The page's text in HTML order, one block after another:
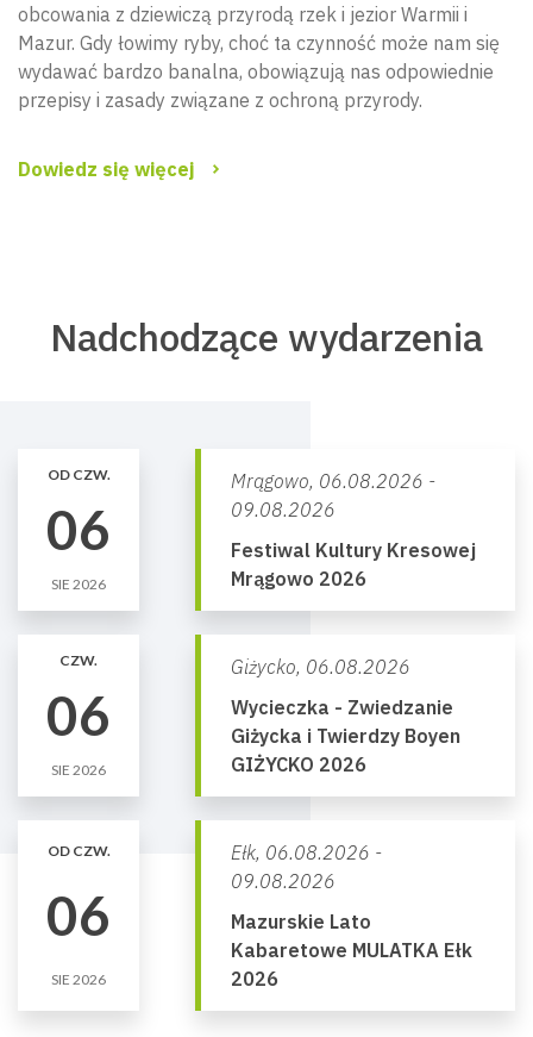
obcowania z dziewiczą przyrodą rzek i jezior Warmii i
Mazur. Gdy łowimy ryby, choć ta czynność może nam się
wydawać bardzo banalna, obowiązują nas odpowiednie
przepisy i zasady związane z ochroną przyrody.
Dowiedz się więcej
Nadchodzące wydarzenia
OD CZW.
06
SIE 2026
Mrągowo, 06.08.2026 -
09.08.2026
Festiwal Kultury Kresowej
Mrągowo 2026
CZW.
06
SIE 2026
Giżycko, 06.08.2026
Wycieczka - Zwiedzanie
Giżycka i Twierdzy Boyen
GIŻYCKO 2026
OD CZW.
06
SIE 2026
Ełk, 06.08.2026 -
09.08.2026
Mazurskie Lato
Kabaretowe MULATKA Ełk
2026